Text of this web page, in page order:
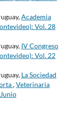
Academia
Vol. 28
IV Congreso
Vol. 22
La Sociedad
,Veterinaria